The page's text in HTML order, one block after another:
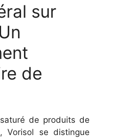
sur
de
de produits de
Vorisol se distingue